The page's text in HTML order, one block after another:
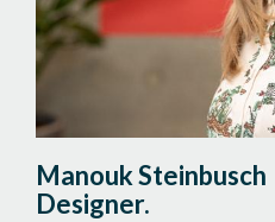
Manouk Steinbusch
Designer.